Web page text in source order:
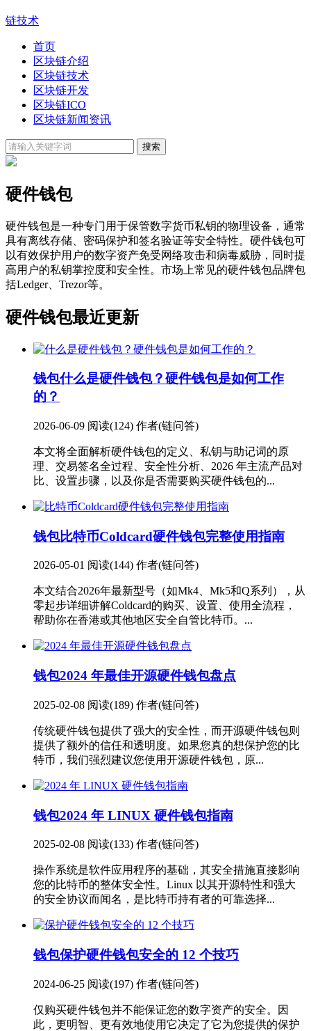
链技术
首页
区块链介绍
区块链技术
区块链开发
区块链ICO
区块链新闻资讯
硬件钱包
硬件钱包是一种专门用于保管数字货币私钥的物理设备，通常
具有离线存储、密码保护和签名验证等安全特性。硬件钱包可
以有效保护用户的数字资产免受网络攻击和病毒威胁，同时提
高用户的私钥掌控度和安全性。市场上常见的硬件钱包品牌包
括Ledger、Trezor等。
硬件钱包最近更新
钱包什么是硬件钱包？硬件钱包是如何工作
的？
2026-06-09 阅读(124) 作者(链问答)
本文将全面解析硬件钱包的定义、私钥与助记词的原
理、交易签名全过程、安全性分析、2026 年主流产品对
比、设置步骤，以及你是否需要购买硬件钱包的...
钱包比特币Coldcard硬件钱包完整使用指南
2026-05-01 阅读(144) 作者(链问答)
本文结合2026年最新型号（如Mk4、Mk5和Q系列），从
零起步详细讲解Coldcard的购买、设置、使用全流程，
帮助你在香港或其他地区安全自管比特币。...
钱包2024 年最佳开源硬件钱包盘点
2025-02-08 阅读(189) 作者(链问答)
传统硬件钱包提供了强大的安全性，而开源硬件钱包则
提供了额外的信任和透明度。如果您真的想保护您的比
特币，我们强烈建议您使用开源硬件钱包，原...
钱包2024 年 LINUX 硬件钱包指南
2025-02-08 阅读(133) 作者(链问答)
操作系统是软件应用程序的基础，其安全措施直接影响
您的比特币的整体安全性。Linux 以其开源特性和强大
的安全协议而闻名，是比特币持有者的可靠选择...
钱包保护硬件钱包安全的 12 个技巧
2024-06-25 阅读(197) 作者(链问答)
仅购买硬件钱包并不能保证您的数字资产的安全。因
此，更明智、更有效地使用它决定了它为您提供的保护